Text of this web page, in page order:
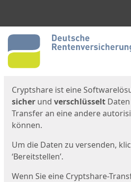
Start
Cryptshare ist eine
sicher und verschlüsselt
Transfer an eine andere
können.
Um die Daten zu versenden,
‘Bereitstellen’.
Wenn Sie eine Cryptshare-